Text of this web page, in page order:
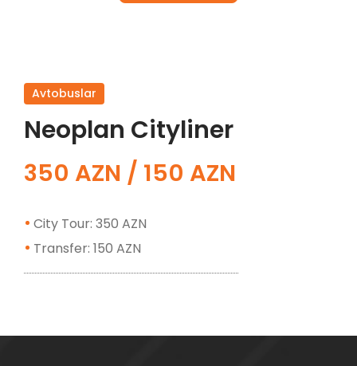
Avtobuslar
Neoplan Cityliner
350 AZN / 150 AZN
City Tour: 350 AZN
Transfer: 150 AZN